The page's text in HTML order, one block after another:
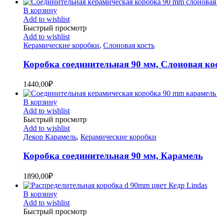
В корзину
Add to wishlist
Быстрый просмотр
Add to wishlist
Керамические коробки, Слоновая кость
Коробка соединительная 90 мм, Слоновая
1440,00₽
В корзину
Add to wishlist
Быстрый просмотр
Add to wishlist
Декор Карамель, Керамические коробки
Коробка соединительная 90 мм, Карамель
1890,00₽
В корзину
Add to wishlist
Быстрый просмотр